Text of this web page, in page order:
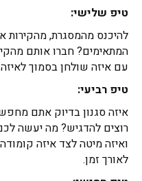
טיפ שלישי:
להיכנס מהמסגרת, מהקירות
המתאימים? חברו אותם
עם איזה שולחן בסמוך
טיפ רביעי:
איזה סגנון בדיוק אתם
רוצים להדגיש? מה יעשה
ואיזה מיטה לצד איזה
לאורך זמן.